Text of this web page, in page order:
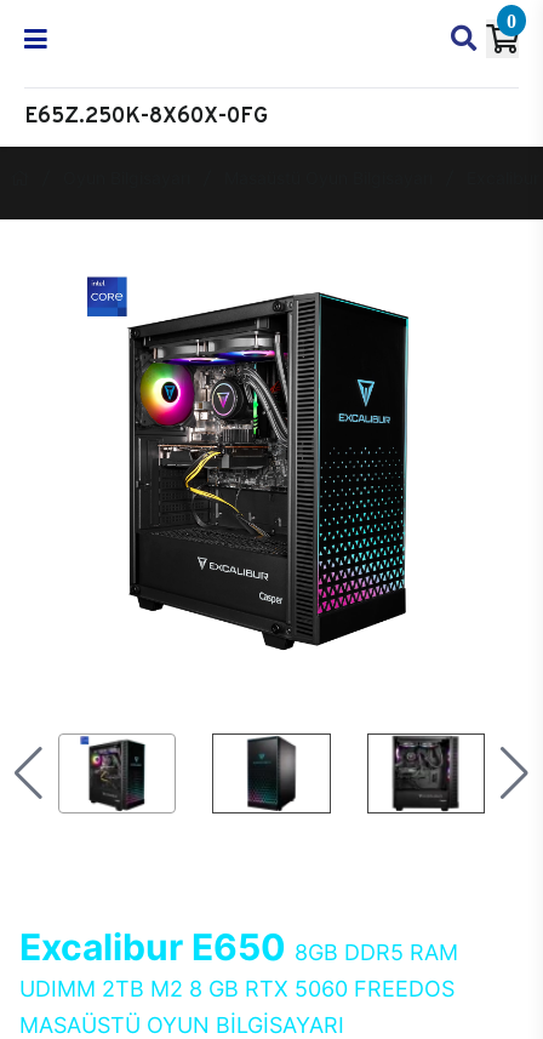
0
E65Z.250K-8X60X-0FG
Excalibur E650 8GB DDR5 RAM
UDIMM 2TB M2 8 GB RTX 5060 FREEDOS
MASAÜSTÜ OYUN BİLGİSAYARI